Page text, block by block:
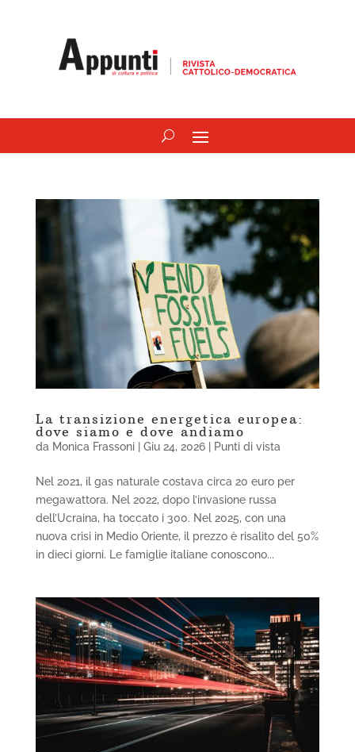
La transizione energetica europea:
dove siamo e dove andiamo
da Monica Frassoni| Giu 24, 2026| Punti di vista
Nel 2021, il gas naturale costava circa 20 euro per
megawattora. Nel 2022, dopo l’invasione russa
dell’Ucraina, ha toccato i 300. Nel 2025, con una
nuova crisi in Medio Oriente, il prezzo è risalito del 50%
in dieci giorni. Le famiglie italiane conoscono...